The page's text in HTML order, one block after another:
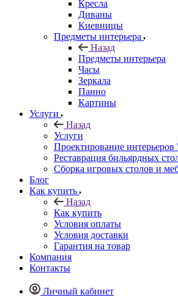
Кресла
Диваны
Киевницы
Предметы интерьера
Назад
Предметы интерьера
Часы
Зеркала
Панно
Картины
Услуги
Назад
Услуги
Проектирование
Реставрация бильярдных
Сборка игровых столов и
Блог
Как купить
Назад
Как купить
Условия оплаты
Условия доставки
Гарантия на товар
Компания
Контакты
Личный кабинет